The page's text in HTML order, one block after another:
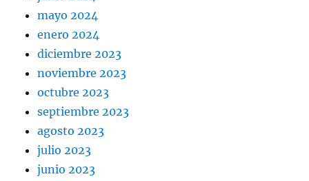
mayo 2024
enero 2024
diciembre 2023
noviembre 2023
octubre 2023
septiembre 2023
agosto 2023
julio 2023
junio 2023